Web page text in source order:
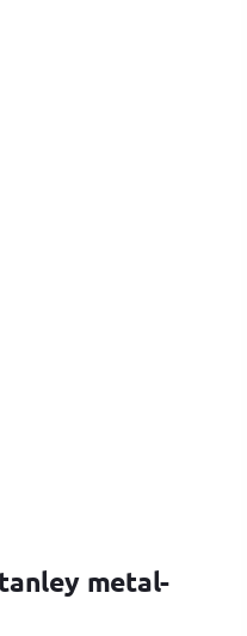
metal-